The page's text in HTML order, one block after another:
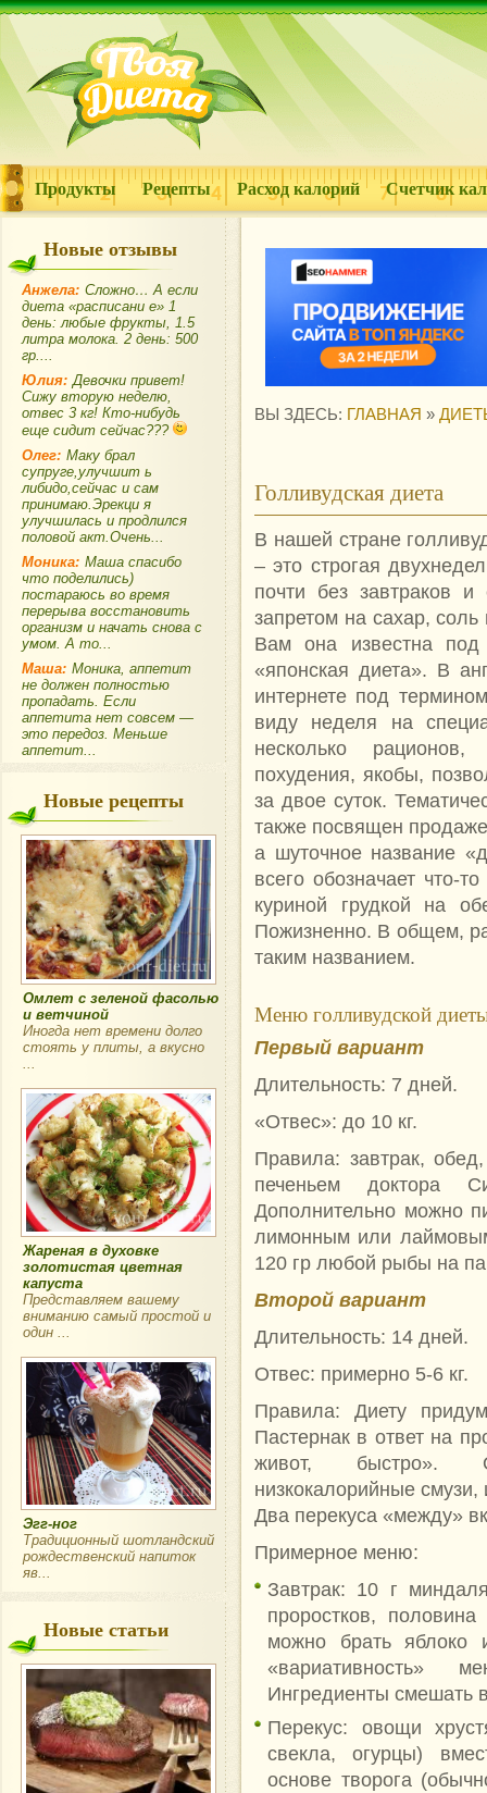
Продукты Рецепты Расход калорий Счетчик
Новые отзывы
Анжела: Сложно… А если
диета «расписани е» 1
день: любые фрукты, 1.5
литра молока. 2 день: 500
гр....
Юлия: Девочки привет!
Сижу вторую неделю,
отвес 3 кг! Кто-нибудь
еще сидит сейчас???
Олег: Маку брал
супруге,улучшит ь
либидо,сейчас и сам
принимаю.Эрекци я
улучшилась и продлился
половой акт.Очень...
Моника: Маша спасибо
что поделились)
постараюсь во время
перерыва восстановить
организм и начать снова с
умом. А то...
Маша: Моника, аппетит
не должен полностью
пропадать. Если
аппетита нет совсем —
это передоз. Меньше
аппетит...
Новые рецепты
Омлет с зеленой фасолью
и ветчиной
Иногда нет времени долго
стоять у плиты, а вкусно
Жареная в духовке
золотистая цветная
капуста
Представляем вашему
вниманию самый простой и
один ...
Эгг-ног
Традиционный шотландский
рождественский напиток
яв...
Новые статьи
ВЫ ЗДЕСЬ: ГЛАВНАЯ »
Голливудская диета
В нашей стране
– это строгая
почти без завтраков и
запретом на сахар, соль
Вам она известна под
«японская диета». В
интернете под
виду неделя на
несколько
похудения, якобы,
за двое суток.
также посвящен
а шуточное название
всего обозначает что-
куриной грудкой на
Пожизненно. В общем,
таким названием.
Меню голливудской
Первый вариант
Длительность: 7 дней.
«Отвес»: до 10 кг.
Правила: завтрак,
печеньем доктора
Дополнительно можно
лимонным или
120 гр любой рыбы на
Второй вариант
Длительность: 14 дней.
Отвес: примерно 5-6 кг.
Правила: Диету
Пастернак в ответ на
живот, быстро».
низкокалорийные
Два перекуса «между»
Примерное меню:
Завтрак: 10 г
проростков,
можно брать яблоко
«вариативность»
Ингредиенты смешать
Перекус: овощи
свекла, огурцы)
основе творога